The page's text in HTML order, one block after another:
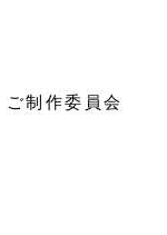
ご制作委員会